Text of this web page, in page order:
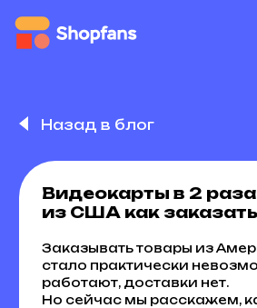
Назад в блог
Видеокарты в 2
из США как заказать
Заказывать товары из
стало практически
работают, доставки нет.
Но сейчас мы расскажем,